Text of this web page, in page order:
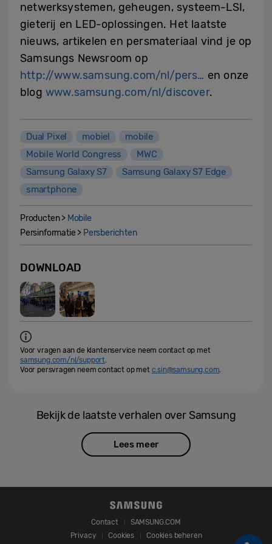
netwerksystemen, geheugen, systeem-LSI,
gieterij en LED-oplossingen. Het laatste
nieuws, artikelen en persmateriaal vind je op
Samsungs Newsroom op
http://www.samsung.com/nl/pers… en onze
blog www.samsung.com/nl/discover.
Dual Pixel mobiel
mobile
Mobile World Congress
MWC
Samsung Galaxy S7
Samsung Galaxy S7 Edge
smartphone
Producten > Mobile
Persinformatie > Persberichten
DOWNLOAD
Voor vragen aan de klantenservice neem contact op met
samsung.com/nl/support
Voor persvragen neem contact op met c.sin@samsung.com
Bekijk de laatste verhalen over Samsung
Lees meer
Contact
SAMSUNG.COM
Privacy
Cookies Cookies beheren